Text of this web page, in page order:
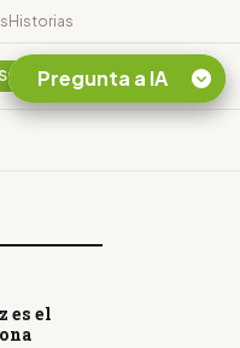
Historias
es el
Pregunta a IA